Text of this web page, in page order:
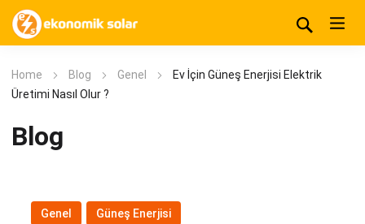
Home Blog Genel
Ev İçin Güneş Enerjisi Elektrik
Üretimi Nasıl Olur ?
Blog
Genel Güneş Enerjisi